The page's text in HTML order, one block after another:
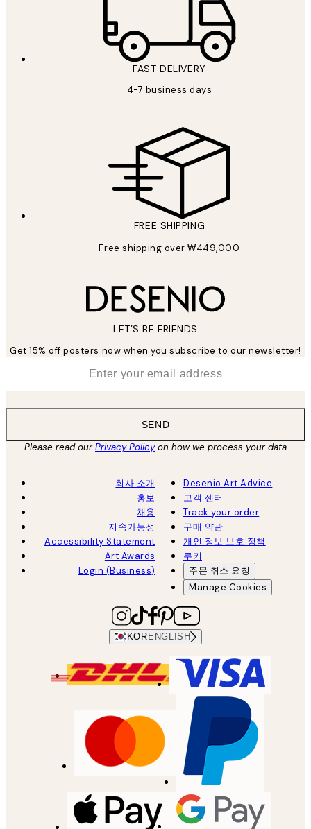
FAST DELIVERY
4-7 business days
FREE SHIPPING
Free shipping over ₩449,000
LET’S BE FRIENDS
Get 15% off posters now when you subscribe to our newsletter!
SEND
Please read ourPrivacy Policyon how we process your data
회사 소개
홍보
채용
지속가능성
Accessibility Statement
Art Awards
Login (Business)
Desenio Art Advice
고객 센터
Track your order
구매 약관
개인 정보 보호 정책
쿠키
주문 취소 요청
Manage Cookies
KOR ENGLISH